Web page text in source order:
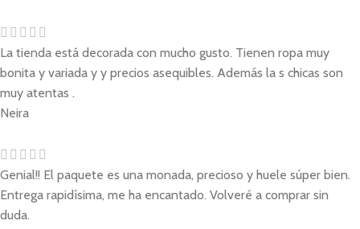
La tienda está decorada con mucho gusto. Tienen ropa muy
bonita y variada y y precios asequibles. Además la s chicas son
muy atentas .
Neira
Genial!! El paquete es una monada, precioso y huele súper bien.
Entrega rapidísima, me ha encantado. Volveré a comprar sin
duda.